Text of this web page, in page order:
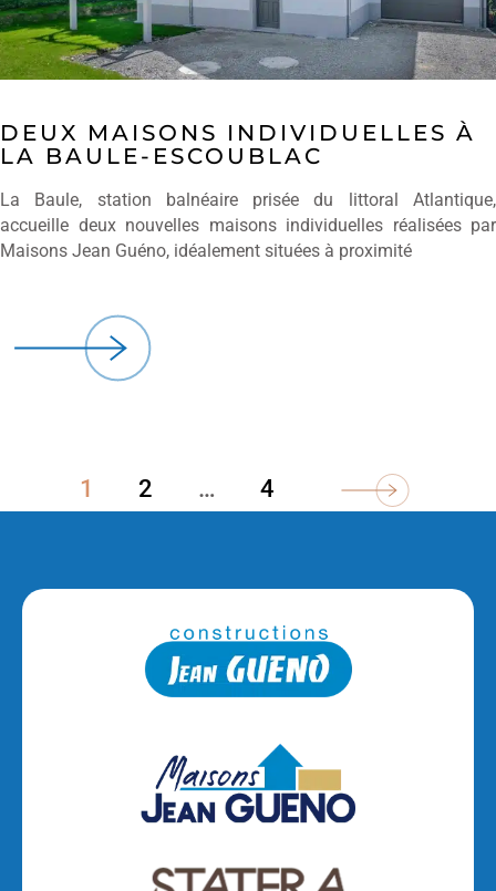
DEUX MAISONS INDIVIDUELLES À
LA BAULE-ESCOUBLAC
La Baule, station balnéaire prisée du littoral Atlantique,
accueille deux nouvelles maisons individuelles réalisées par
Maisons Jean Guéno, idéalement situées à proximité
1 2 … 4